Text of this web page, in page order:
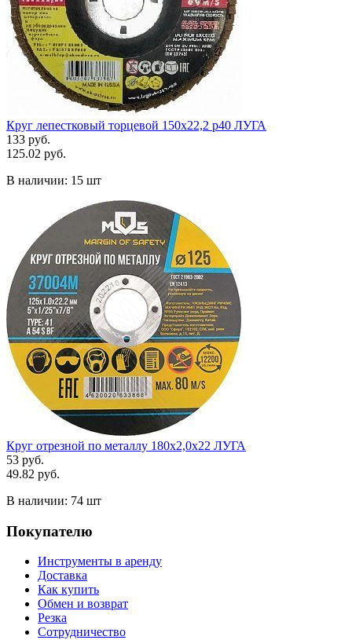
Круг лепестковый торцевой 150х22,2 р40 ЛУГА
133 руб.
125.02 руб.
В наличии: 15 шт
Круг отрезной по металлу 180х2,0х22 ЛУГА
53 руб.
49.82 руб.
В наличии: 74 шт
Покупателю
Инструменты в аренду
Доставка
Как купить
Обмен и возврат
Резка
Сотрудничество